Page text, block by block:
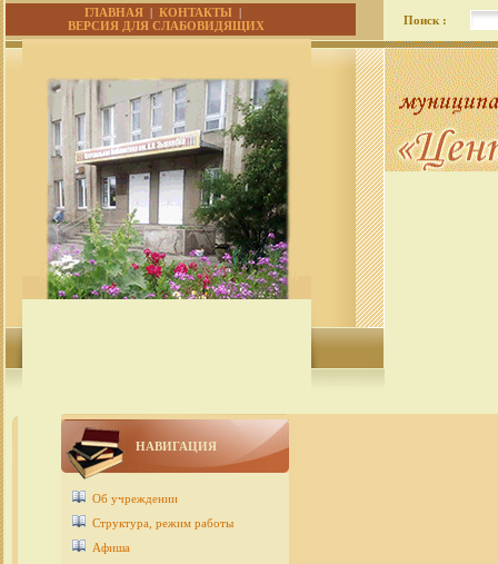
ГЛАВНАЯ |КОНТАКТЫ |
ВЕРСИЯ ДЛЯ СЛАБОВИДЯЩИХ
Поиск :
НАВИГАЦИЯ
Об учреждении
Структура, режим работы
Афиша